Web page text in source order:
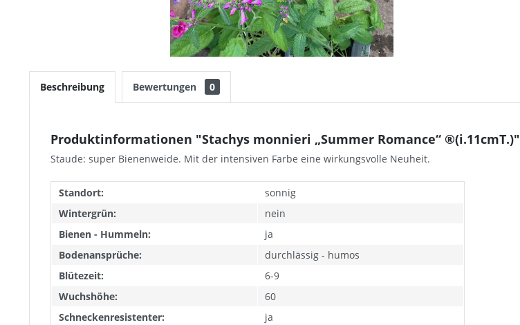
Beschreibung Bewertungen 0
Produktinformationen "Stachys monnieri „Summer Romance“ ®(i.11cmT.)"
Staude: super Bienenweide. Mit der intensiven Farbe eine wirkungsvolle Neuheit.
Standort:
sonnig
Wintergrün:
nein
Bienen - Hummeln:
ja
Bodenansprüche:
durchlässig - humos
Blütezeit:
6-9
Wuchshöhe:
60
Schneckenresistenter:
ja